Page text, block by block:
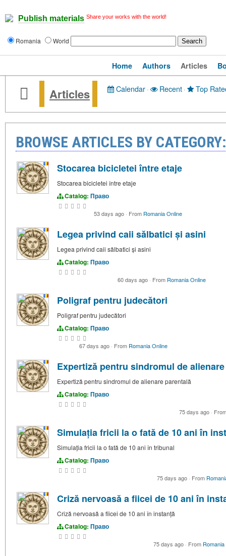
Publish materials Share your works with the world!
Romania World
Home Authors Articles
Articles Calendar· Recent· Top
BROWSE ARTICLES BY
Stocarea bicicletei între etaje
Stocarea bicicletei între etaje
Catalog: Право
53 days ago · From Romania Online
Legea privind caii sălbatici și asini
Legea privind caii sălbatici și asini
Catalog: Право
60 days ago · From Romania Online
Poligraf pentru judecători
Poligraf pentru judecători
Catalog: Право
67 days ago · From Romania Online
Expertiză pentru sindromul de
Expertiză pentru sindromul de alienare parentală
Catalog: Право
75 days ago ·
Simulația fricii la o fată de 10 ani în
Simulația fricii la o fată de 10 ani în tribunal
Catalog: Право
75 days ago · From
Criză nervoasă a fiicei de 10 ani în
Criză nervoasă a fiicei de 10 ani în instanță
Catalog: Право
75 days ago · From